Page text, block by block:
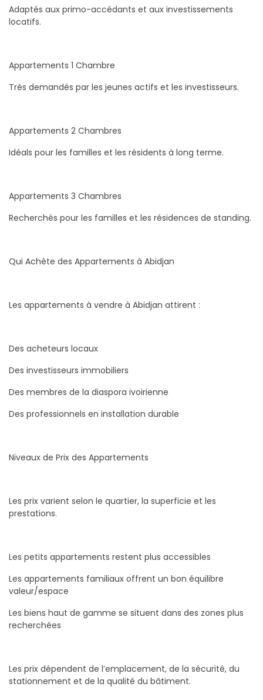
Adaptés aux primo-accédants et aux investissements
locatifs.
Appartements 1 Chambre
Très demandés par les jeunes actifs et les investisseurs.
Appartements 2 Chambres
Idéals pour les familles et les résidents à long terme.
Appartements 3 Chambres
Recherchés pour les familles et les résidences de standing.
Qui Achète des Appartements à Abidjan
Les appartements à vendre à Abidjan attirent :
Des acheteurs locaux
Des investisseurs immobiliers
Des membres de la diaspora ivoirienne
Des professionnels en installation durable
Niveaux de Prix des Appartements
Les prix varient selon le quartier, la superficie et les
prestations.
Les petits appartements restent plus accessibles
Les appartements familiaux offrent un bon équilibre
valeur/espace
Les biens haut de gamme se situent dans des zones plus
recherchées
Les prix dépendent de l’emplacement, de la sécurité, du
stationnement et de la qualité du bâtiment.